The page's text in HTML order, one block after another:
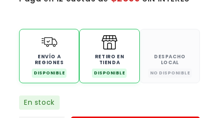
ENVÍO A
REGIONES
DISPONIBLE
RETIRO EN
TIENDA
DISPONIBLE
DESPACHO
LOCAL
NO DISPONIBLE
En stock